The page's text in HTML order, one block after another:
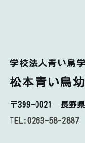
学校法人青い鳥
松本青い鳥
〒399-0021 長野
TEL:0263-58-2887